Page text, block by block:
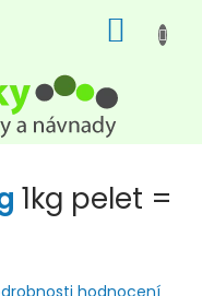
KOŠÍK
1kg pelet =